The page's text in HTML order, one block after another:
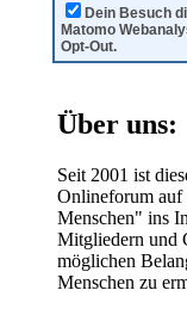
Dein Besuch
Matomo
Opt-Out.
Über uns:
Seit 2001 ist
Onlineforum auf
Menschen" ins
Mitgliedern und
möglichen
Menschen zu